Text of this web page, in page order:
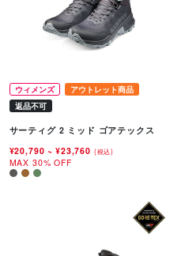
ウィメンズ
アウトレット商品
返品不可
サーティグ 2 ミッド ゴアテックス
¥20,790~ ¥23,760 (税込)
MAX 30% OFF